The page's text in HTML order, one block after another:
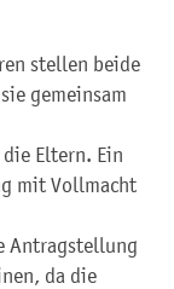
stellen beide
gemeinsam
Eltern. Ein
mit Vollmacht
Antragstellung
da die